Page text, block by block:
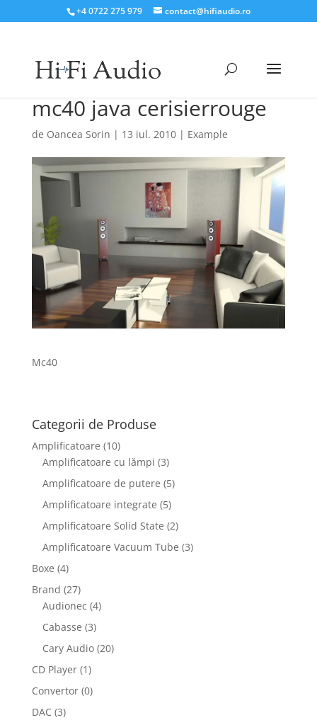
+4 0722 275 979 contact@hifiaudio.ro
mc40 java cerisierrouge
de Oancea Sorin | 13 iul. 2010| Example
Mc40
Categorii de Produse
Amplificatoare (10)
Amplificatoare cu lămpi (3)
Amplificatoare de putere (5)
Amplificatoare integrate (5)
Amplificatoare Solid State (2)
Amplificatoare Vacuum Tube (3)
Boxe (4)
Brand (27)
Audionec (4)
Cabasse (3)
Cary Audio (20)
CD Player (1)
Convertor (0)
DAC (3)